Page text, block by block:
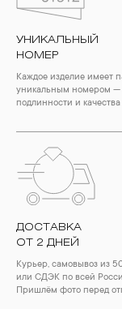
УНИКАЛЬНЫЙ
НОМЕР
Каждое изделие имеет
уникальным номером —
подлинности и качества
ДОСТАВКА
ОТ 2 ДНЕЙ
Курьер, самовывоз из
или СДЭК по всей
Пришлём фото перед